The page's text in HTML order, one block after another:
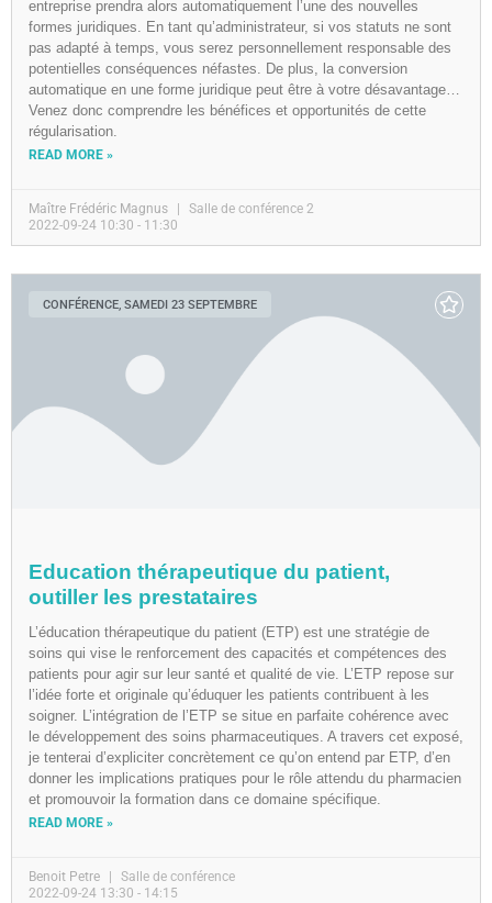
entreprise prendra alors automatiquement l’une des nouvelles
formes juridiques. En tant qu’administrateur, si vos statuts ne sont
pas adapté à temps, vous serez personnellement responsable des
potentielles conséquences néfastes. De plus, la conversion
automatique en une forme juridique peut être à votre désavantage…
Venez donc comprendre les bénéfices et opportunités de cette
régularisation.
READ MORE »
Maître Frédéric Magnus
Salle de conférence 2
2022-09-24 10:30 - 11:30
CONFÉRENCE, SAMEDI 23 SEPTEMBRE
Education thérapeutique du patient,
outiller les prestataires
L’éducation thérapeutique du patient (ETP) est une stratégie de
soins qui vise le renforcement des capacités et compétences des
patients pour agir sur leur santé et qualité de vie. L’ETP repose sur
l’idée forte et originale qu’éduquer les patients contribuent à les
soigner. L’intégration de l’ETP se situe en parfaite cohérence avec
le développement des soins pharmaceutiques. A travers cet exposé,
je tenterai d’expliciter concrètement ce qu’on entend par ETP, d’en
donner les implications pratiques pour le rôle attendu du pharmacien
et promouvoir la formation dans ce domaine spécifique.
READ MORE »
Benoit Petre
Salle de conférence
2022-09-24 13:30 - 14:15